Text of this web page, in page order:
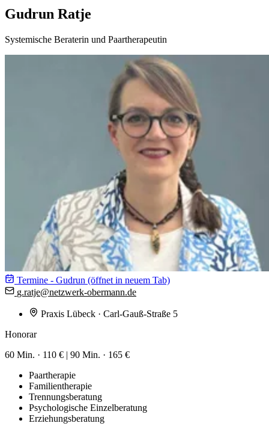
Gudrun Ratje
Systemische Beraterin und Paartherapeutin
Termine - Gudrun (öffnet in neuem Tab)
g.ratje@netzwerk-obermann.de
Praxis Lübeck · Carl-Gauß-Straße 5
Honorar
60 Min. · 110 € | 90 Min. · 165 €
Paartherapie
Familientherapie
Trennungsberatung
Psychologische Einzelberatung
Erziehungsberatung